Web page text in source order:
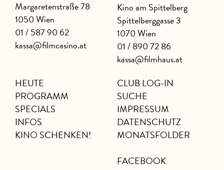
Margaretenstraße 78
1050 Wien
01 / 587 90 62
kassa@filmcasino.at
Kino am Spittelberg
Spittelberggasse 3
1070 Wien
01 / 890 72 86
kassa@filmhaus.at
HEUTE
PROGRAMM
SPECIALS
INFOS
KINO SCHENKEN!
CLUB LOG-IN
SUCHE
IMPRESSUM
DATENSCHUTZ
MONATSFOLDER
FACEBOOK